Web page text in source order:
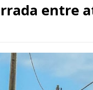
entre